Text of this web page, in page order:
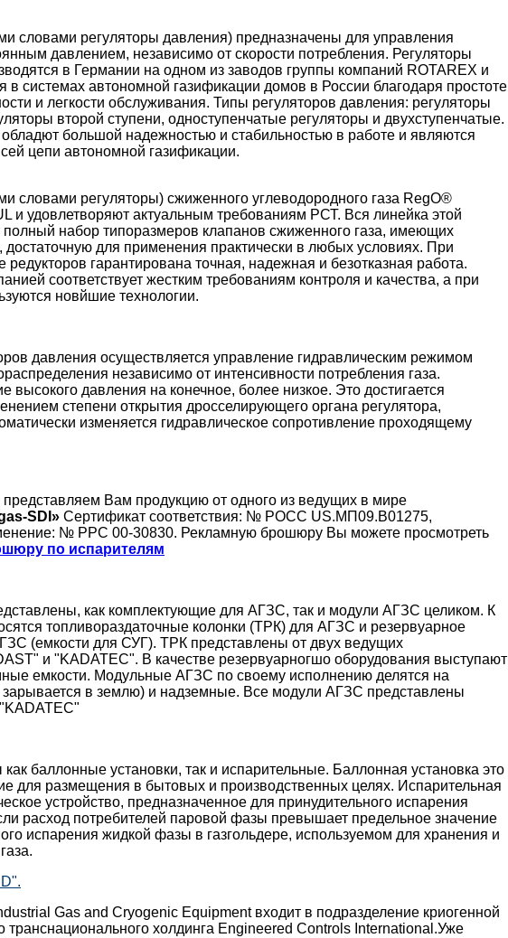
словами регуляторы давления) предназначены для управления
давлением, независимо от скорости потребления. Регуляторы
в Германии на одном из заводов группы компаний ROTAREX и
в системах автономной газификации домов в России благодаря простоте
и легкости обслуживания. Типы регуляторов давления: регуляторы
второй ступени, одноступенчатые регуляторы и двухступенчатые.
большой надежностью и стабильностью в работе и являются
цепи автономной газификации.
словами регуляторы) сжиженного углеводородного газа RegO®
и удовлетворяют актуальным требованиям РСТ. Вся линейка этой
полный набор типоразмеров клапанов сжиженного газа, имеющих
достаточную для применения практически в любых условиях. При
гарантирована точная, надежная и безотказная работа.
соответствует жестким требованиям контроля и качества, а при
новйшие технологии.
давления осуществляется управление гидравлическим режимом
независимо от интенсивности потребления газа.
высокого давления на конечное, более низкое. Это достигается
степени открытия дросселирующего органа регулятора,
изменяется гидравлическое сопротивление проходящему
представляем Вам продукцию от одного из ведущих в мире
SDI» Сертификат соответствия: № РОСС US.МП09.В01275,
№ РРС 00-30830. Рекламную брошюру Вы можете просмотреть
по испарителям
как комплектующие для АГЗС, так и модули АГЗС целиком. К
топливораздаточные колонки (ТРК) для АГЗС и резервуарное
(емкости для СУГ). ТРК представлены от двух ведущих
и "KADATEC". В качестве резервуарногшо оборудования выступают
емкости. Модульные АГЗС по своему исполнению делятся на
зарывается в землю) и надземные. Все модули АГЗС представлены
баллонные установки, так и испарительные. Баллонная установка это
для размещения в бытовых и производственных целях. Испарительная
устройство, предназначенное для принудительного испарения
расход потребителей паровой фазы превышает предельное значение
испарения жидкой фазы в газгольдере, используемом для хранения и
Gas and Cryogenic Equipment входит в подразделение криогенной
транснационального холдинга Engineered Controls International.Уже